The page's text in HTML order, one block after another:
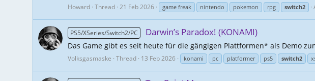
Howard Thread 21 Feb 2026 game freak nintendo pokemon rpg switch2
PS5/XSeries/Switch2/PC Darwin’s Paradox! (KONAMI)
Das Game gibt es seit heute für die gängigen Plattformen* als Demo
Volksgasmaske Thread 13 Feb 2026 konami pc platformer ps5 switch2